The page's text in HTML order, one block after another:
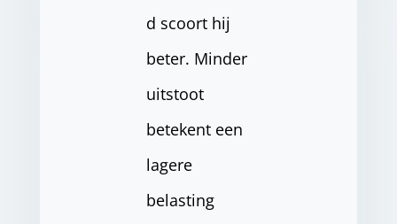
d scoort hij
beter. Minder
uitstoot
betekent een
lagere
belasting